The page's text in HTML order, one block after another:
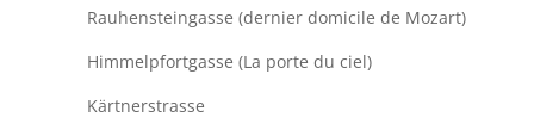
Rauhensteingasse (dernier domicile de Mozart)
Himmelpfortgasse (La porte du ciel)
Kärtnerstrasse